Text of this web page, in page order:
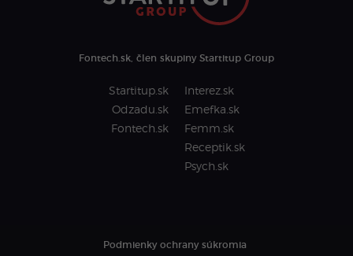
Fontech.sk, člen skupiny Startitup Group
Startitup.sk
Odzadu.sk
Fontech.sk
Interez.sk
Emefka.sk
Femm.sk
Receptik.sk
Psych.sk
Podmienky ochrany súkromia